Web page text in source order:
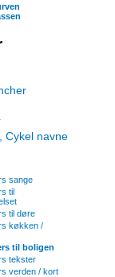
Cykel navne
sange
til
til døre
køkken /
til boligen
tekster
verden / kort